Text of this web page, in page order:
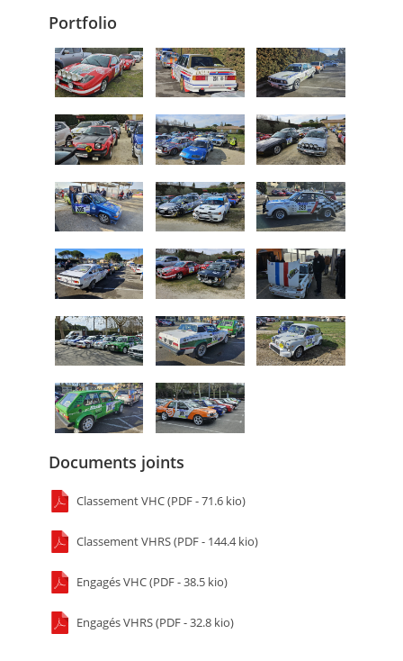
Portfolio
Documents joints
Classement VHC (PDF - 71.6 kio)
Classement VHRS (PDF - 144.4 kio)
Engagés VHC (PDF - 38.5 kio)
Engagés VHRS (PDF - 32.8 kio)